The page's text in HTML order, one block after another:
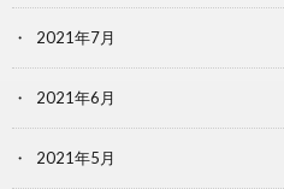
2021年7月
2021年6月
2021年5月